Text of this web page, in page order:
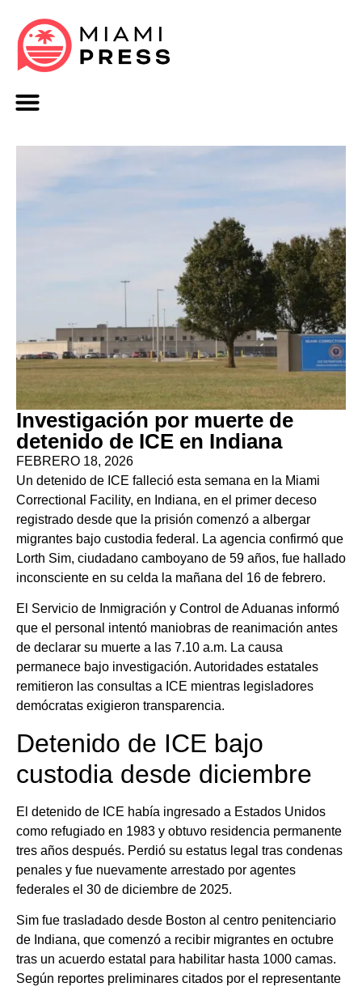
Investigación por muerte de
detenido de ICE en Indiana
FEBRERO 18, 2026
Un detenido de ICE falleció esta semana en la Miami
Correctional Facility, en Indiana, en el primer deceso
registrado desde que la prisión comenzó a albergar
migrantes bajo custodia federal. La agencia confirmó que
Lorth Sim, ciudadano camboyano de 59 años, fue hallado
inconsciente en su celda la mañana del 16 de febrero.
El Servicio de Inmigración y Control de Aduanas informó
que el personal intentó maniobras de reanimación antes
de declarar su muerte a las 7.10 a.m. La causa
permanece bajo investigación. Autoridades estatales
remitieron las consultas a ICE mientras legisladores
demócratas exigieron transparencia.
Detenido de ICE bajo
custodia desde diciembre
El detenido de ICE había ingresado a Estados Unidos
como refugiado en 1983 y obtuvo residencia permanente
tres años después. Perdió su estatus legal tras condenas
penales y fue nuevamente arrestado por agentes
federales el 30 de diciembre de 2025.
Sim fue trasladado desde Boston al centro penitenciario
de Indiana, que comenzó a recibir migrantes en octubre
tras un acuerdo estatal para habilitar hasta 1000 camas.
Según reportes preliminares citados por el representante